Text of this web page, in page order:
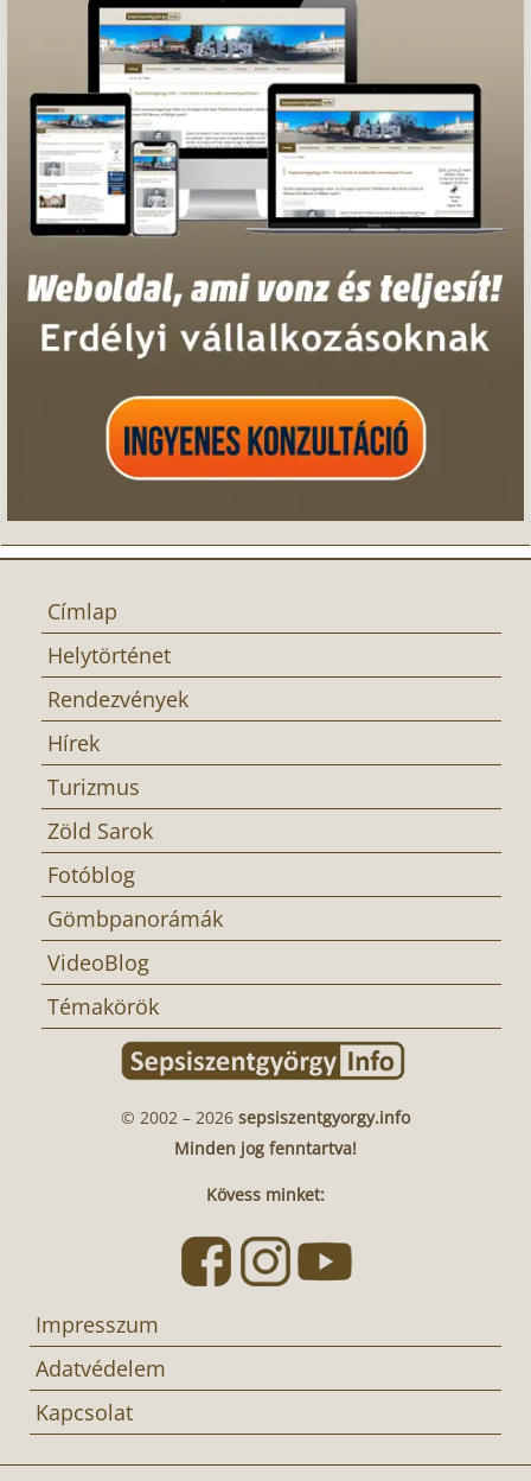
Címlap
Helytörténet
Rendezvények
Hírek
Turizmus
Zöld Sarok
Fotóblog
Gömbpanorámák
VideoBlog
Témakörök
© 2002 – 2026 sepsiszentgyorgy.info
Minden jog fenntartva!
Kövess minket:
Impresszum
Adatvédelem
Kapcsolat